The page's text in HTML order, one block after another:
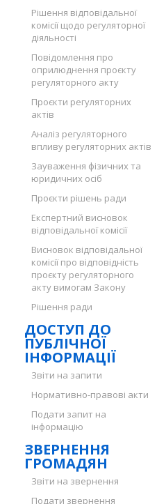
Рішення відповідальної
комісії щодо регуляторної
діяльності
Повідомлення про
оприлюднення проєкту
регуляторного акту
Проєкти регуляторних
актів
Аналіз регуляторного
впливу регуляторних актів
Зауваження фізичних та
юридичних осіб
Проєкти рішень ради
Експертний висновок
відповідальної комісії
Висновок відповідальної
комісії про відповідність
проєкту регуляторного
акту вимогам Закону
Рішення ради
ДОСТУП ДО
ПУБЛІЧНОЇ
ІНФОРМАЦІЇ
Звіти на запити
Нормативно-правові акти
Подати запит на
інформацію
ЗВЕРНЕННЯ
ГРОМАДЯН
Звіти на звернення
Подати звернення